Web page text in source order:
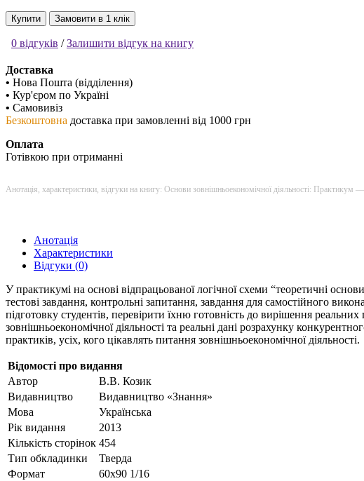
Купити Замовити в 1 клік
0 відгуків /Залишити відгук на книгу
Доставка
• Нова Пошта (відділення)
• Кур'єром по Україні
• Самовивіз
Безкоштовна доставка при замовленні від 1000 грн
Оплата
Готівкою при отриманні
Анотація, характеристики, відгуки на книгу: Основи зовнішньоекономічної діяльності:
Анотація
Характеристики
Відгуки (0)
У практикумі на основі відпрацьованої логічної схеми “теоретичні
тестові завдання, контрольні запитання, завдання для самостійного
підготовку студентів, перевірити їхню готовність до вирішення
зовнішньоекономічної діяльності та реальні дані розрахунку
практиків, усіх, кого цікавлять питання зовнішньоекономічної діяльності.
Відомості про видання
Автор
В.В. Козик
Видавництво
Видавництво «Знання»
Мова
Українська
Рік видання
2013
Кількість сторінок 454
Тип обкладинки
Тверда
Формат
60х90 1/16